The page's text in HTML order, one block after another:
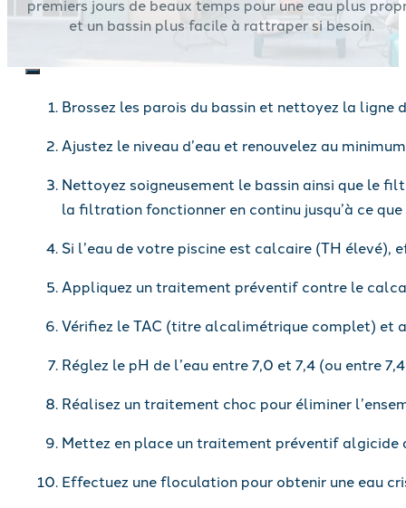
premiers jours de beaux temps pour une eau plus
et un bassin plus facile à rattraper si besoin.
Brossez les parois du bassin et nettoyez la ligne
Ajustez le niveau d’eau et renouvelez au
Nettoyez soigneusement le bassin ainsi que le
la filtration fonctionner en continu jusqu’à ce
Si l’eau de votre piscine est calcaire (TH
Appliquez un traitement préventif contre le
Vérifiez le TAC (titre alcalimétrique complet) et
Réglez le pH de l’eau entre 7,0 et 7,4 (ou entre
Réalisez un traitement choc pour éliminer
Mettez en place un traitement préventif algicide
Effectuez une floculation pour obtenir une eau